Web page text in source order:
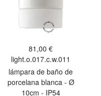
81,00 €
light.o.017.c.w.011
lámpara de baño de
porcelana blanca - Ø
10cm - IP54